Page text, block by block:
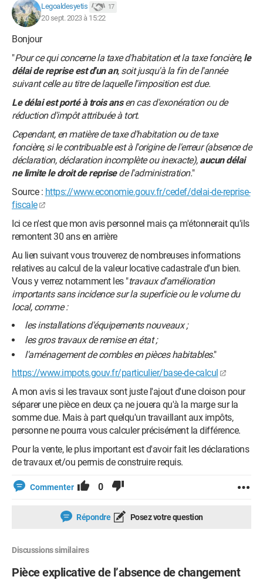
Legoaldesyetis 17
20 sept. 2023 à 15:22
Bonjour
"Pour ce qui concerne la taxe d'habitation et la taxe foncière, le
délai de reprise est d'un an, soit jusqu'à la fin de l'année
suivant celle au titre de laquelle l'imposition est due.
Le délai est porté à trois ansen cas d'exonération ou de
réduction d'impôt attribuée à tort.
Cependant, en matière de taxe d'habitation ou de taxe
foncière, si le contribuable est à l'origine de l'erreur (absence de
déclaration, déclaration incomplète ou inexacte), aucun délai
ne limite le droit de reprisede l'administration."
Source : https://www.economie.gouv.fr/cedef/delai-de-reprise-
fiscale
Ici ce n'est que mon avis personnel mais ça m'étonnerait qu'ils
remontent 30 ans en arrière
Au lien suivant vous trouverez de nombreuses informations
relatives au calcul de la valeur locative cadastrale d'un bien.
Vous y verrez notamment les "travaux d'amélioration
importants sans incidence sur la superficie ou le volume du
local, comme :
les installations d'équipements nouveaux ;
les gros travaux de remise en état ;
l'aménagement de combles en pièces habitables."
https://www.impots.gouv.fr/particulier/base-de-calcul
A mon avis si les travaux sont juste l'ajout d'une cloison pour
séparer une pièce en deux ça ne jouera qu'à la marge sur la
somme due. Mais à part quelqu'un travaillant aux impôts,
personne ne pourra vous calculer précisément la différence.
Pour la vente, le plus important est d'avoir fait les déclarations
de travaux et/ou permis de construire requis.
Commenter 0
Répondre Posez votre question
Discussions similaires
Pièce explicative de l’absence de changement